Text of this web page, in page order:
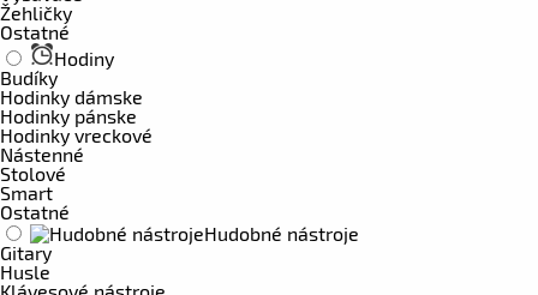
Žehličky
Ostatné
Hodiny
Budíky
Hodinky dámske
Hodinky pánske
Hodinky vreckové
Nástenné
Stolové
Smart
Ostatné
Hudobné nástroje
Gitary
Husle